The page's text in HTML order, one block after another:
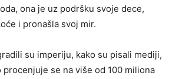
ona je uz podršku svoje dece,
i pronašla svoj mir.
su imperiju, kako su pisali mediji,
se na više od 100 miliona